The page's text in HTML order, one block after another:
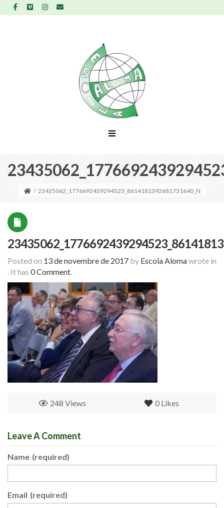
/ 23435062_1776692439294523_8614181392681731640_N
Posted on 13 de novembre de 2017 by Escola Alomawrote in
. It has 0 Comment.
0 Likes
248 Views
Leave A Comment
Name (required)
Email (required)